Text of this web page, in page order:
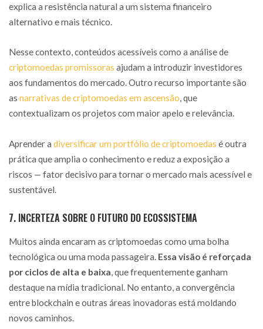
explica a resistência natural a um sistema financeiro
alternativo e mais técnico.
Nesse contexto, conteúdos acessíveis como a análise de
criptomoedas promissoras ajudam a introduzir investidores
aos fundamentos do mercado. Outro recurso importante são
as narrativas de criptomoedas em ascensão, que
contextualizam os projetos com maior apelo e relevância.
Aprender a diversificar um portfólio de criptomoedas é outra
prática que amplia o conhecimento e reduz a exposição a
riscos — fator decisivo para tornar o mercado mais acessível e
sustentável.
7. INCERTEZA SOBRE O FUTURO DO ECOSSISTEMA
Muitos ainda encaram as criptomoedas como uma bolha
tecnológica ou uma moda passageira. Essa visão é reforçada
por ciclos de alta e baixa , que frequentemente ganham
destaque na mídia tradicional. No entanto, a convergência
entre blockchain e outras áreas inovadoras está moldando
novos caminhos.